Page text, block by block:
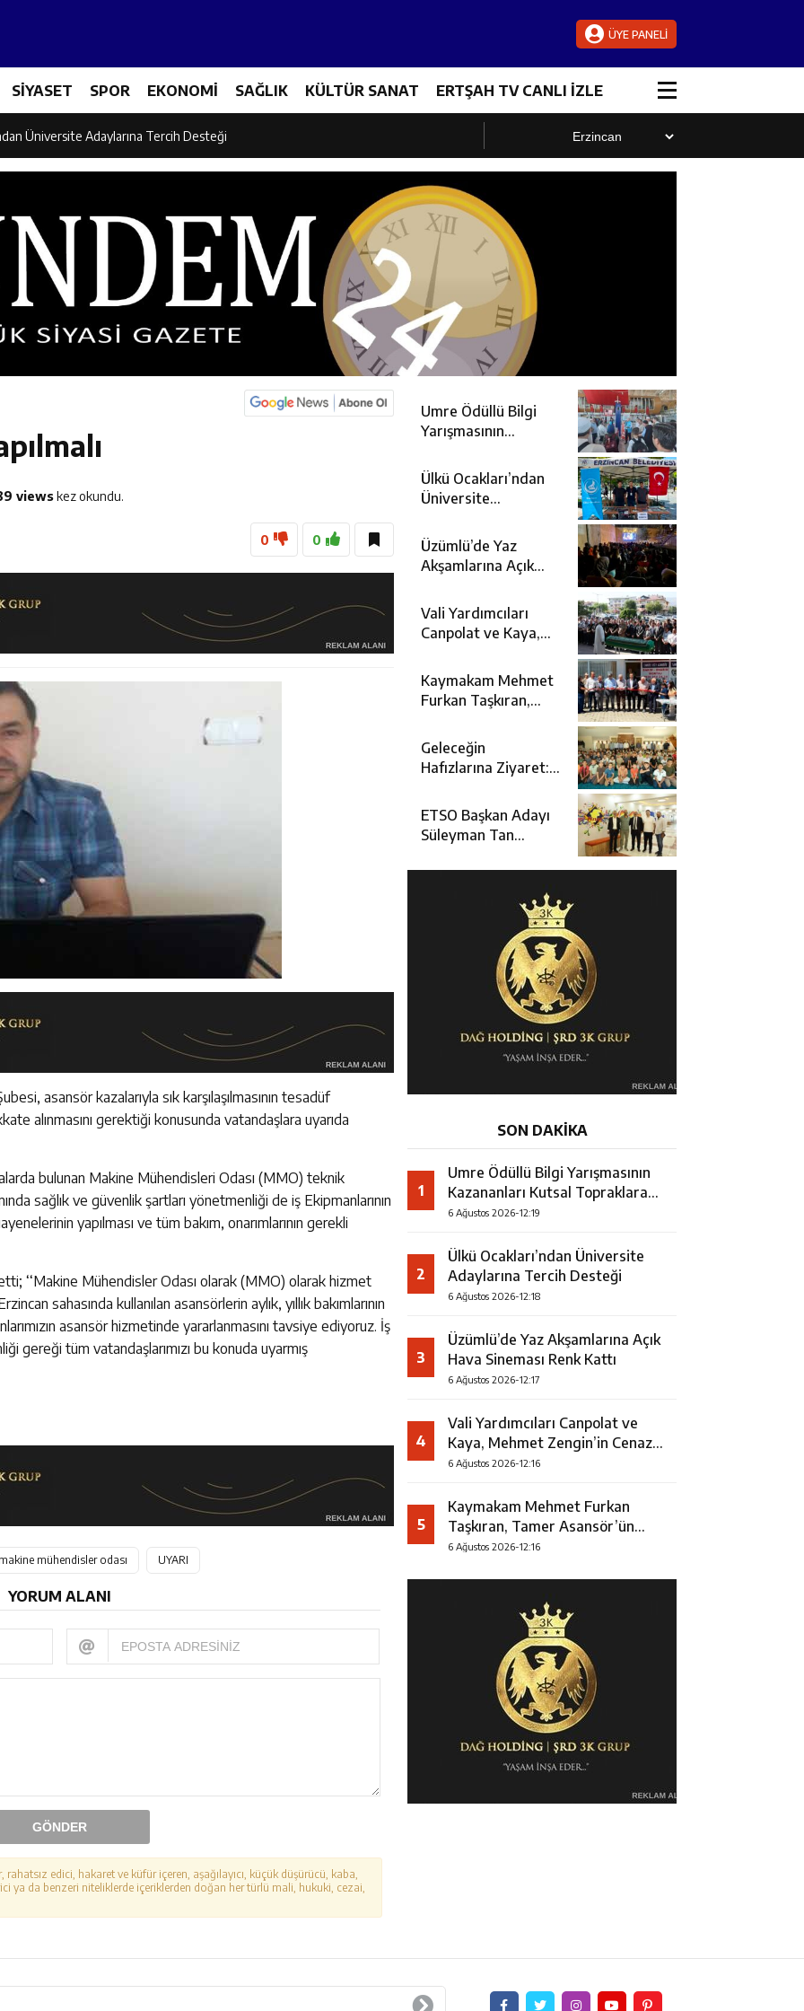
ÜYE PANELİ
SİYASET SPOR EKONOMİ SAĞLIK KÜLTÜR SANAT ERTŞAH TV CANLI İZLE
Yarışmasının Kazananları Kutsal Topraklara Uğurlandı
Üniversite Adaylarına Tercih Desteği
Canpolat ve Kaya, Mehmet Zengin’in Cenaze Törenine Katıldı
Furkan Taşkıran, Tamer Asansör’ün Açılışına Katıldı
Ziyaret: Burhan İşliyen Erzincan’da Kur’an Kursu Öğrencileriyle Buluştu
45 Şahıs Yakalandı: 24 Hükümlü Cezaevine Gönderildi
Takımı ANALİG’de Yarı Final Biletini Aldı
Personeline Finansal Okuryazarlık Eğitimi
Yarışmasının Kazananları Kutsal Topraklara Uğurlandı
viewskez okundu.
0
0
asansör kazalarıyla sık karşılaşılmasının tesadüf
alınmasını gerektiği konusunda vatandaşlara uyarıda
bulunan Makine Mühendisleri Odası (MMO) teknik
sağlık ve güvenlik şartları yönetmenliği de iş Ekipmanlarının
yapılması ve tüm bakım, onarımlarının gerekli
‘‘Makine Mühendisler Odası olarak (MMO) olarak hizmet
sahasında kullanılan asansörlerin aylık, yıllık bakımlarının
asansör hizmetinde yararlanmasını tavsiye ediyoruz. İş
gereği tüm vatandaşlarımızı bu konuda uyarmış
makine mühendisler odası UYARI
YORUM ALANI
GÖNDER
rahatsız edici, hakaret ve küfür içeren, aşağılayıcı, küçük düşürücü, kaba,
ya da benzeri niteliklerde içeriklerden doğan her türlü mali, hukuki, cezai,
Umre Ödüllü Bilgi
Yarışmasının
Topraklara
Uğurlandı
Ülkü Ocakları’ndan
Üniversite
Desteği
Üzümlü’de Yaz
Akşamlarına Açık
Kattı
Vali Yardımcıları
Canpolat ve Kaya,
Cenaze Törenine
Katıldı
Kaymakam Mehmet
Furkan Taşkıran,
Açılışına Katıldı
Geleceğin
Hafızlarına Ziyaret:
Erzincan’da Kur’an
Kursu Öğrencileriyle
Buluştu
ETSO Başkan Adayı
Süleyman Tan
Sürdürüyor
SON DAKİKA
1
Umre Ödüllü Bilgi Yarışmasının
Kazananları Kutsal Topraklara
Uğurlandı
6 Ağustos 2026-12:19
2
Ülkü Ocakları’ndan Üniversite
Adaylarına Tercih Desteği
6 Ağustos 2026-12:18
3
Üzümlü’de Yaz Akşamlarına Açık
Hava Sineması Renk Kattı
6 Ağustos 2026-12:17
4
Vali Yardımcıları Canpolat ve
Kaya, Mehmet Zengin’in Cenaze
Törenine Katıldı
6 Ağustos 2026-12:16
5
Kaymakam Mehmet Furkan
Taşkıran, Tamer Asansör’ün
Açılışına Katıldı
6 Ağustos 2026-12:16